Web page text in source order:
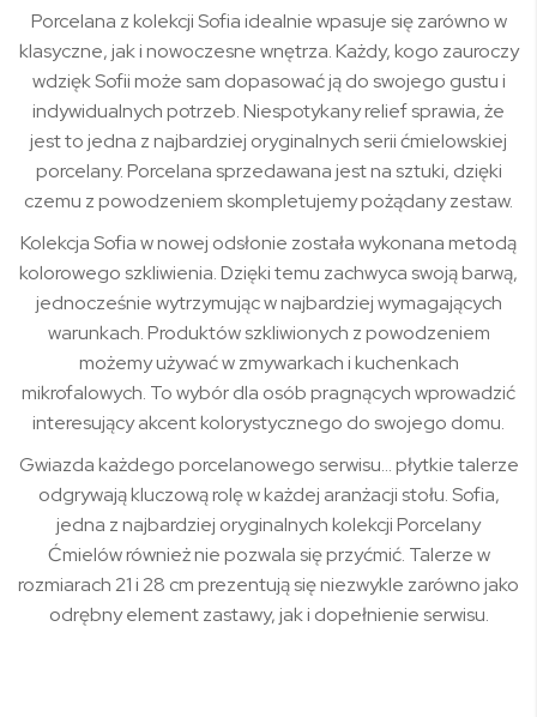
Porcelana z kolekcji Sofia idealnie wpasuje się zarówno w
klasyczne, jak i nowoczesne wnętrza. Każdy, kogo zauroczy
wdzięk Sofii może sam dopasować ją do swojego gustu i
indywidualnych potrzeb. Niespotykany relief sprawia, że
jest to jedna z najbardziej oryginalnych serii ćmielowskiej
porcelany. Porcelana sprzedawana jest na sztuki, dzięki
czemu z powodzeniem skompletujemy pożądany zestaw.
Kolekcja Sofia w nowej odsłonie została wykonana metodą
kolorowego szkliwienia. Dzięki temu zachwyca swoją barwą,
jednocześnie wytrzymując w najbardziej wymagających
warunkach. Produktów szkliwionych z powodzeniem
możemy używać w zmywarkach i kuchenkach
mikrofalowych. To wybór dla osób pragnących wprowadzić
interesujący akcent kolorystycznego do swojego domu.
Gwiazda każdego porcelanowego serwisu… płytkie talerze
odgrywają kluczową rolę w każdej aranżacji stołu. Sofia,
jedna z najbardziej oryginalnych kolekcji Porcelany
Ćmielów również nie pozwala się przyćmić. Talerze w
rozmiarach 21 i 28 cm prezentują się niezwykle zarówno jako
odrębny element zastawy, jak i dopełnienie serwisu.